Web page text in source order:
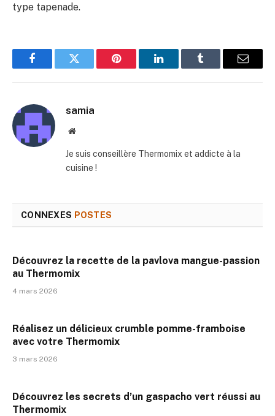
type tapenade.
FacebookTwitter Pinterest LinkedInTumblr
E-
samia
Site
Je suis conseillère Thermomix et addicte à la
cuisine !
CONNEXES POSTES
Découvrez la recette de la pavlova mangue-passion
au Thermomix
4 mars 2026
Réalisez un délicieux crumble pomme-framboise
avec votre Thermomix
3 mars 2026
Découvrez les secrets d’un gaspacho vert réussi au
Thermomix